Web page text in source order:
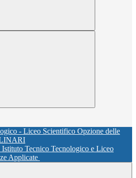
Istituto Tecnico Tecnologico e Liceo
Applicate